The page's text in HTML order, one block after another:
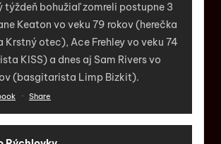
týždeň bohužiaľ zomreli postupne 3
Keaton vo veku 79 rokov (herečka
Krstný otec), Ace Frehley vo veku 74
KISS) a dnes aj Sam Rivers vo
(basgitarista Limp Bizkit).
· Share